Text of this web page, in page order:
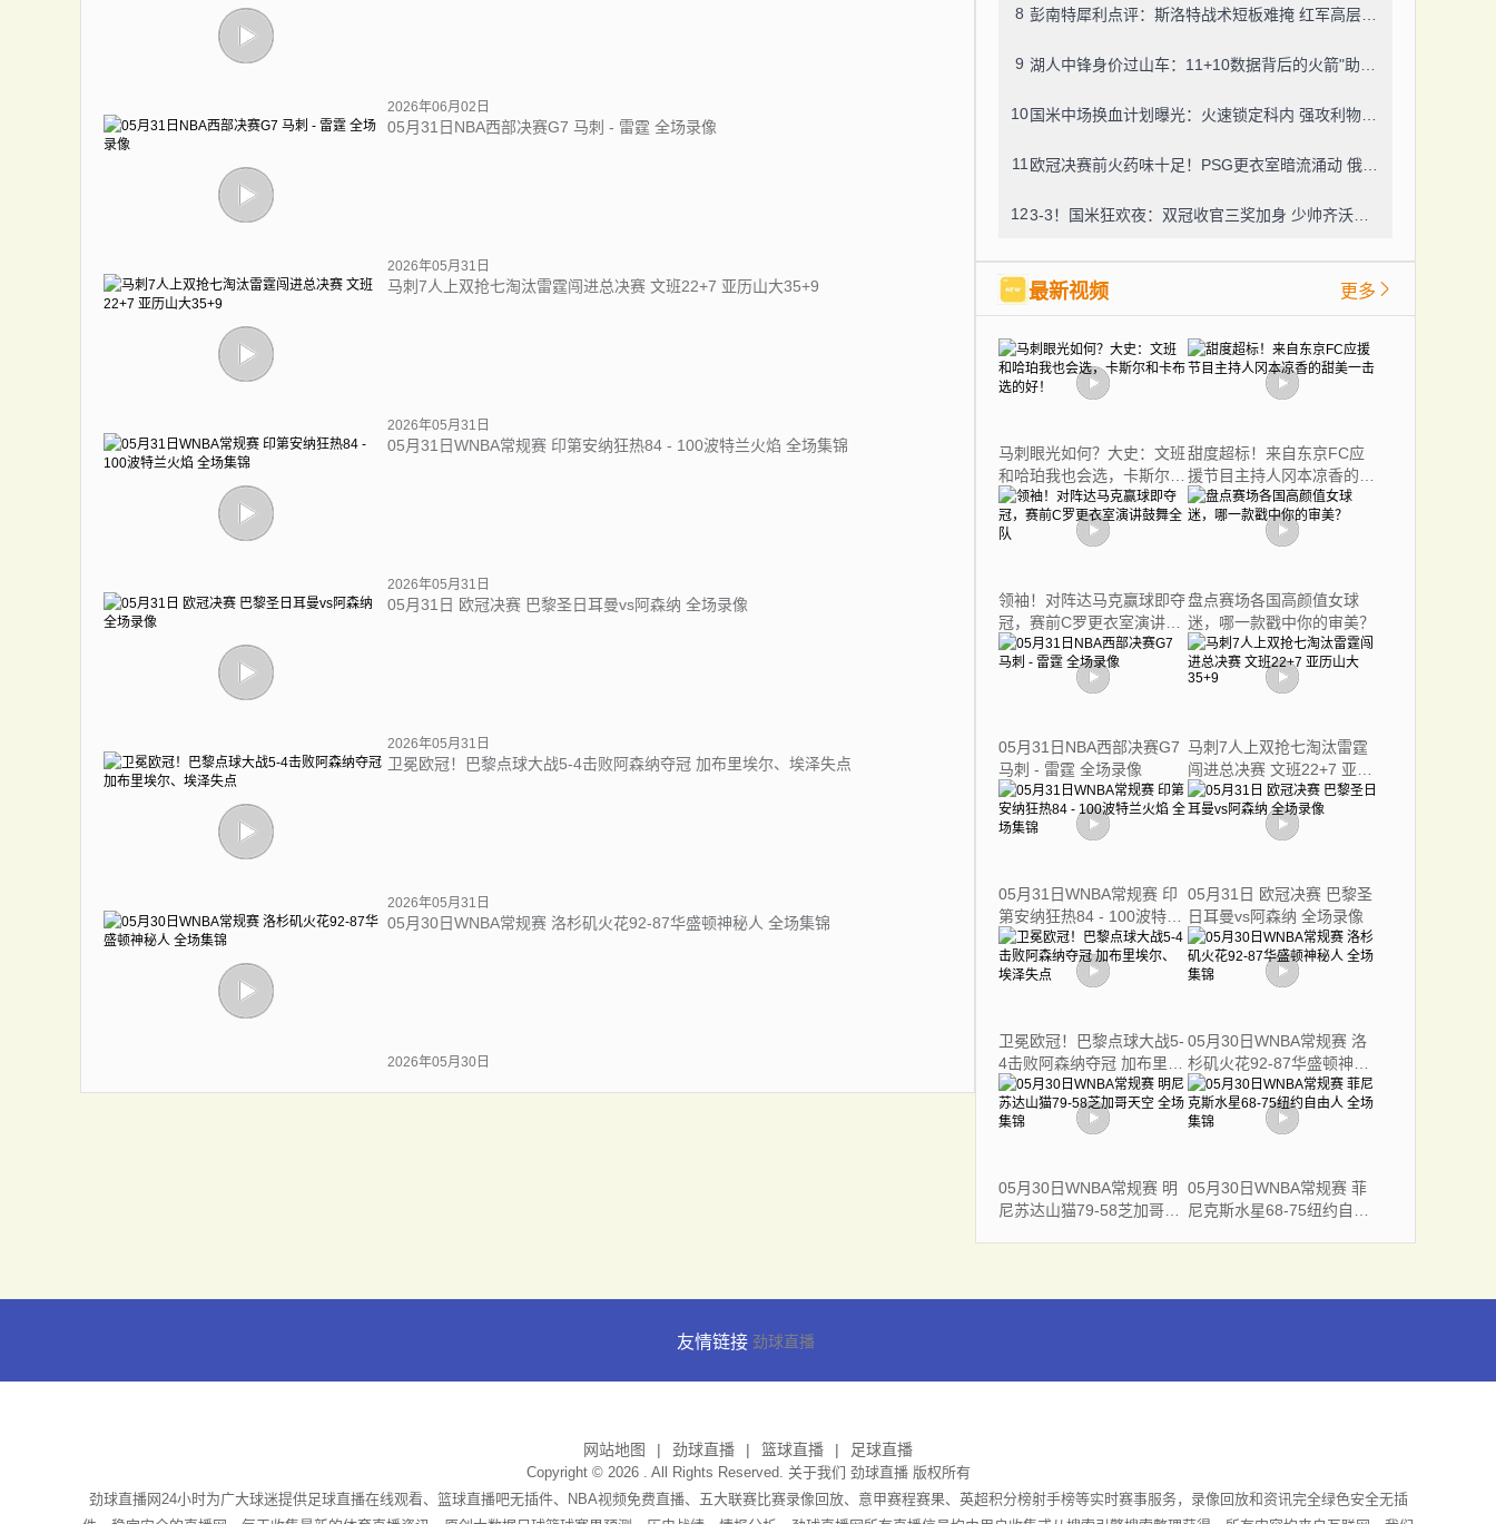
2026年06月02日
05月31日NBA西部决赛G7 马刺 - 雷霆 全场录像
2026年05月31日
马刺7人上双抢七淘汰雷霆闯进总决赛 文班22+7 亚历山大35+9
2026年05月31日
05月31日WNBA常规赛 印第安纳狂热84 - 100波特兰火焰 全场集锦
2026年05月31日
05月31日 欧冠决赛 巴黎圣日耳曼vs阿森纳 全场录像
2026年05月31日
卫冕欧冠！巴黎点球大战5-4击败阿森纳夺冠 加布里埃尔、埃泽失点
2026年05月31日
05月30日WNBA常规赛 洛杉矶火花92-87华盛顿神秘人 全场集锦
2026年05月30日
8
9
10
11
12
最新视频 更多
马刺眼光如何？大史：文班
和哈珀我也会选，卡斯尔和
卡布选的好！
甜度超标！来自东京FC应
援节目主持人冈本凉香的甜
美一击
领袖！对阵达马克赢球即夺
冠，赛前C罗更衣室演讲鼓
舞全队
盘点赛场各国高颜值女球
迷，哪一款戳中你的审美？
05月31日NBA西部决赛G7
马刺 - 雷霆 全场录像
马刺7人上双抢七淘汰雷霆
闯进总决赛 文班22+7 亚历
山大35+9
05月31日WNBA常规赛 印
第安纳狂热84 - 100波特兰
火焰 全场集锦
05月31日 欧冠决赛 巴黎圣
日耳曼vs阿森纳 全场录像
卫冕欧冠！巴黎点球大战5-
4击败阿森纳夺冠 加布里埃
尔、埃泽失点
05月30日WNBA常规赛 洛
杉矶火花92-87华盛顿神秘
人 全场集锦
05月30日WNBA常规赛 明
尼苏达山猫79-58芝加哥天
05月30日WNBA常规赛 菲
尼克斯水星68-75纽约自由
友情链接 劲球直播
网站地图 劲球直播 篮球直播 足球直播
Copyright © 2026 . All Rights Reserved. 关于我们 劲球直播版权所有
劲球直播网24小时为广大球迷提供足球直播在线观看、篮球直播吧无插件、NBA视频免费直播、五大联赛比赛录像回放、意甲赛程赛果、英超积分榜射手榜等实时赛事服务，录像回放和资讯完全绿色安全无插